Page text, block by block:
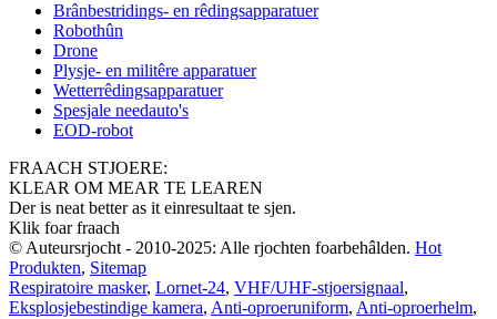
Brânbestridings- en rêdingsapparatuer
Robothûn
Drone
Plysje- en militêre apparatuer
Wetterrêdingsapparatuer
Spesjale needauto's
EOD-robot
FRAACH STJOERE:
KLEAR OM MEAR TE LEAREN
Der is neat better as it einresultaat te sjen.
Klik foar fraach
© Auteursrjocht - 2010-2025: Alle rjochten foarbehâlden. Hot
Produkten, Sitemap
Respiratoire masker, Lornet-24, VHF/UHF-stjoersignaal,
Eksplosjebestindige kamera, Anti-oproeruniform, Anti-oproerhelm,